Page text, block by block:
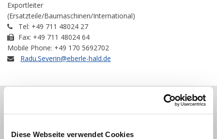
Diese Webseite verwendet Cookies
Exportleiter
(Ersatzteile/Baumaschinen/International)
Tel: +49 711 48024 27
Fax: +49 711 48024 64
Mobile Phone: +49 170 5692702
Radu.Severin@eberle-hald.de